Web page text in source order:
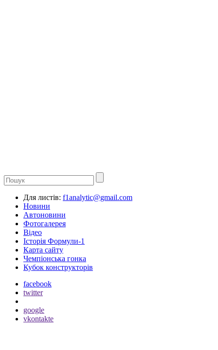
Для листів: f1analytic@gmail.com
Новини
Автоновини
Фотогалерея
Відео
Історія Формули-1
Карта сайту
Чемпіонська гонка
Кубок конструкторів
facebook
twitter
google
vkontakte